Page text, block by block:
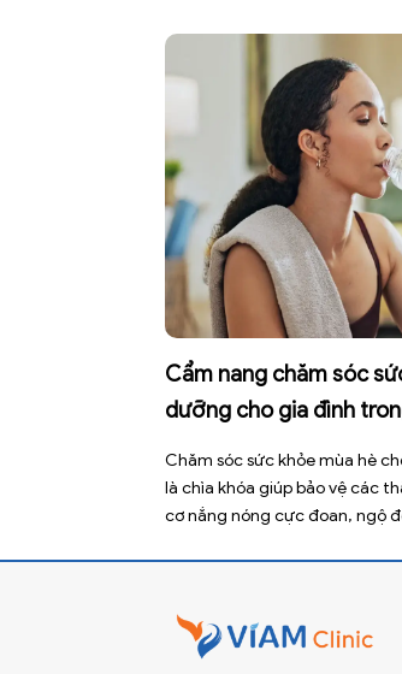
như những ai đang quan tâm
Cẩm nang chăm sóc
dưỡng cho gia đình
Chăm sóc sức khỏe mùa hè
là chìa khóa giúp bảo vệ các
cơ nắng nóng cực đoan, ngộ